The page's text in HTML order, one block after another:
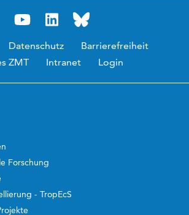
Datenschutz
Barrierefreiheit
ZMT
Intranet Login
Forschung
- TropEcS